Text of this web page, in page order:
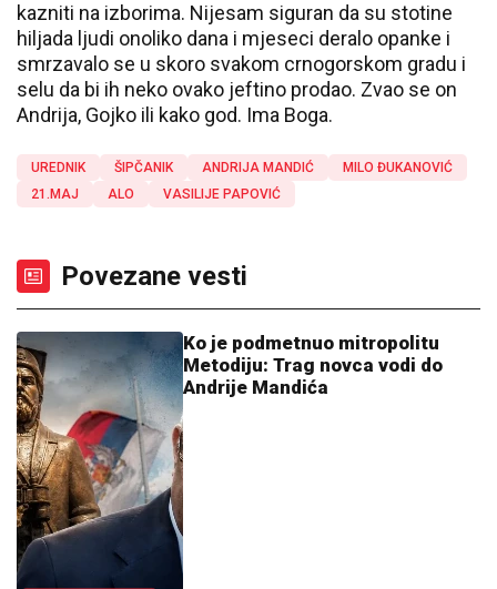
kazniti na izborima. Nijesam siguran da su stotine
hiljada ljudi onoliko dana i mjeseci deralo opanke i
smrzavalo se u skoro svakom crnogorskom gradu i
selu da bi ih neko ovako jeftino prodao. Zvao se on
Andrija, Gojko ili kako god. Ima Boga.
UREDNIK ŠIPČANIK ANDRIJA MANDIĆ
MILO ĐUKANOVIĆ
21.MAJ
ALO VASILIJE PAPOVIĆ
Povezane vesti
Ko je podmetnuo mitropolitu
Metodiju: Trag novca vodi do
Andrije Mandića